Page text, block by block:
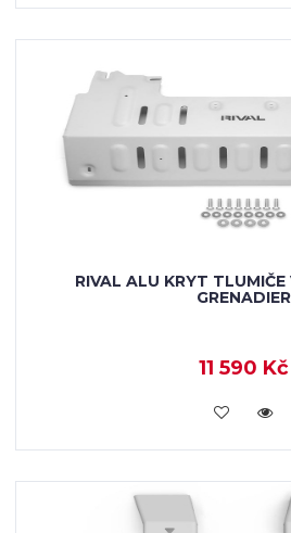
RIVAL ALU KRYT TLUMIČE
GRENADIER
11 590 Kč
KOUPIT